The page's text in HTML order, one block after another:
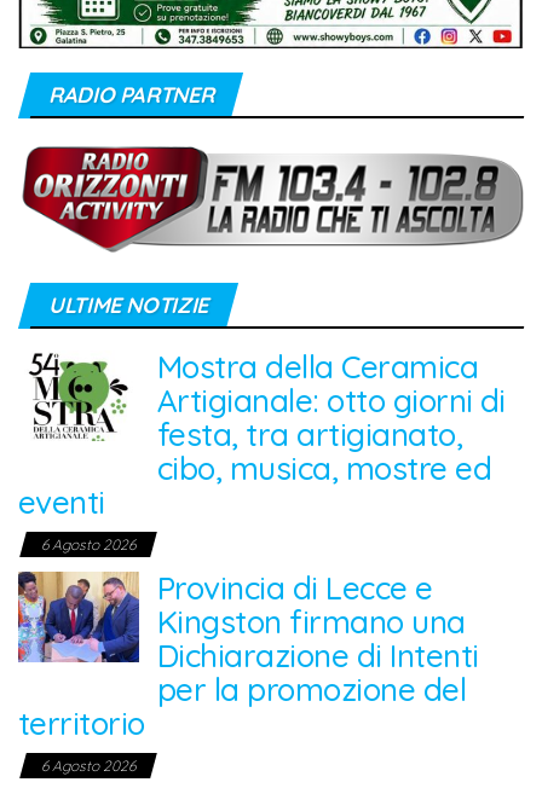
RADIO PARTNER
ULTIME NOTIZIE
Mostra della Ceramica
Artigianale: otto giorni di
festa, tra artigianato,
cibo, musica, mostre ed
eventi
6 Agosto 2026
Provincia di Lecce e
Kingston firmano una
Dichiarazione di Intenti
per la promozione del
territorio
6 Agosto 2026